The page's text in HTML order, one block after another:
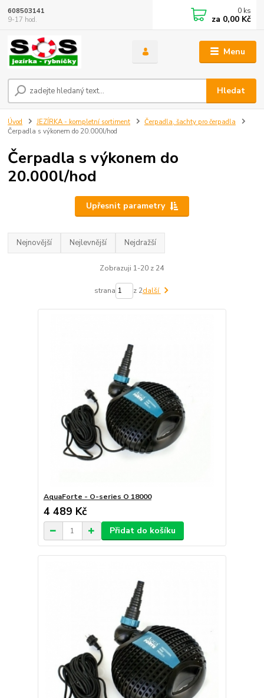
Menu
Hledat
608503141
9-17 hod.
0 ks
za 0,00 Kč
Úvod JEZÍRKA - kompletní sortiment
Čerpadla, šachty pro čerpadla
Čerpadla s výkonem do 20.000l/hod
Čerpadla s výkonem do
20.000l/hod
Upřesnit parametry
Nejnovější Nejlevnější Nejdražší
Zobrazuji 1-20 z 24
strana z 2další
AquaForte - O-series O 18000
4 489 Kč
Přidat do košíku